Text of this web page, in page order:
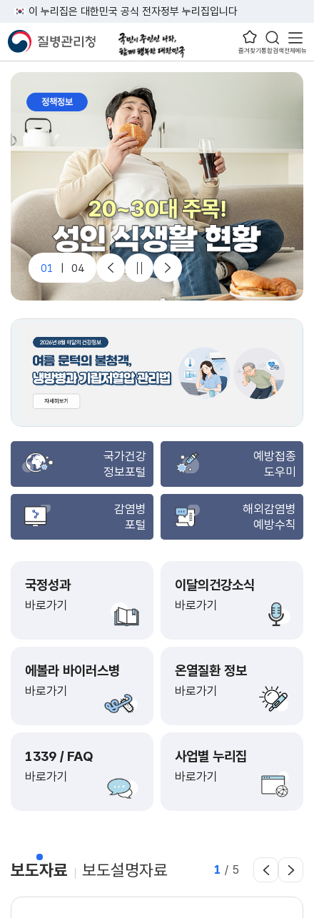
이 누리집은 대한민국 공식 전자정부 누리집입니다
즐겨찾기통합검색전체메뉴
1 4
국가건강
정보포털
예방접종
도우미
감염병
포털
해외감염병
예방수칙
국정성과
바로가기
이달의건강소식
바로가기
에볼라 바이러스병
바로가기
온열질환 정보
바로가기
1339 / FAQ
바로가기
사업별 누리집
바로가기
보도자료 1 / 5
보도설명자료